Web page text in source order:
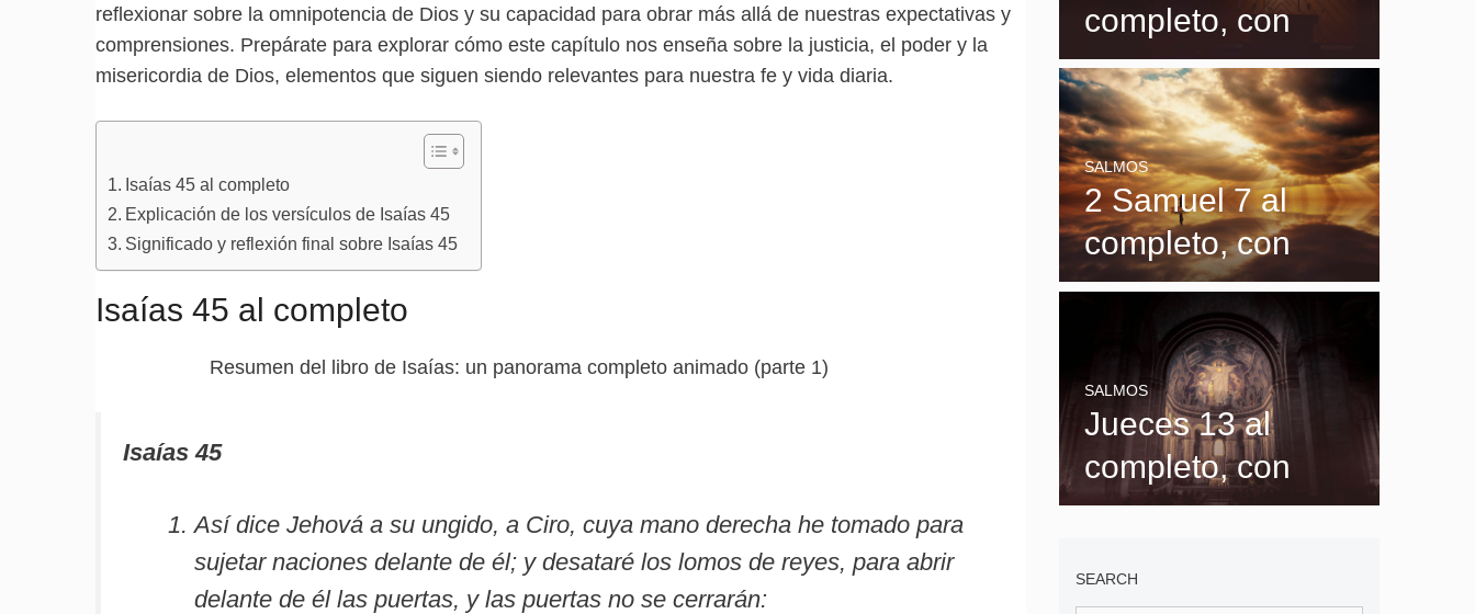
reflexionar sobre la omnipotencia de Dios y su capacidad para obrar más allá de nuestras expectativas y
comprensiones. Prepárate para explorar cómo este capítulo nos enseña sobre la justicia, el poder y la
misericordia de Dios, elementos que siguen siendo relevantes para nuestra fe y vida diaria.
Isaías 45 al completo
Explicación de los versículos de Isaías 45
Significado y reflexión final sobre Isaías 45
Isaías 45 al completo
Resumen del libro de Isaías: un panorama completo animado (parte 1)
Isaías 45
Así dice Jehová a su ungido, a Ciro, cuya mano derecha he tomado para
sujetar naciones delante de él; y desataré los lomos de reyes, para abrir
delante de él las puertas, y las puertas no se cerrarán:
completo, con
explicación y
significado
2 Samuel 7 al
completo, con
explicación y
significado
SALMOS
Jueces 13 al
completo, con
explicación y
SALMOS
SEARCH